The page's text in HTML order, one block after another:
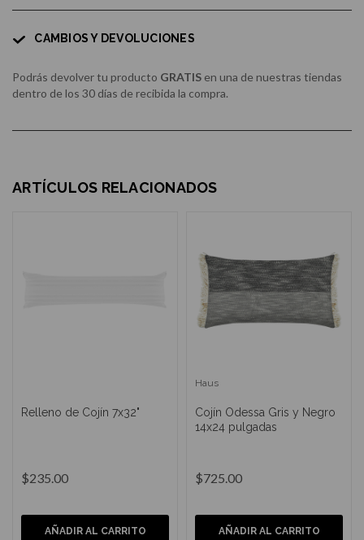
CAMBIOS Y DEVOLUCIONES
Podrás devolver tu producto GRATIS en una de nuestras tiendas
dentro de los 30 días de recibida la compra.
ARTÍCULOS RELACIONADOS
Relleno de Cojín 7x32"
$235.00
AÑADIR AL CARRITO
Haus
Cojín Odessa Gris y Negro
14x24 pulgadas
$725.00
AÑADIR AL CARRITO